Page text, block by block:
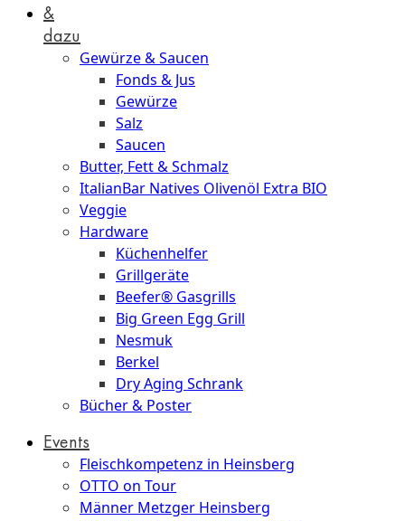
&
dazu
Gewürze & Saucen
Fonds & Jus
Gewürze
Salz
Saucen
Butter, Fett & Schmalz
ItalianBar Natives Olivenöl Extra BIO
Veggie
Hardware
Küchenhelfer
Grillgeräte
Beefer® Gasgrills
Big Green Egg Grill
Nesmuk
Berkel
Dry Aging Schrank
Bücher & Poster
Events
Fleischkompetenz in Heinsberg
OTTO on Tour
Männer Metzger Heinsberg